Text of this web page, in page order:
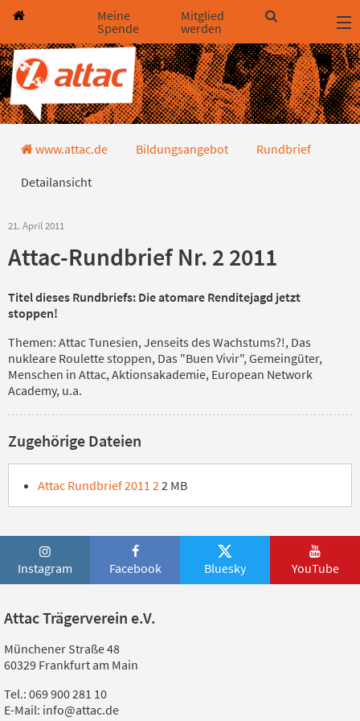
Direkt zum Hauptinhalt springen
Direkt zur Haupt-Navigation springen
Direkt zur Service-Navigation springen
Direkt zur Footer-Navigation springen
Direkt zum Footerinhalt springen
Meine
Spende
Mitglied
werden
Detailansicht
www.attac.de Bildungsangebot Rundbrief
Detailansicht
21. April 2011
Attac-Rundbrief Nr. 2 2011
Titel dieses Rundbriefs: Die atomare Renditejagd jetzt
stoppen!
Themen: Attac Tunesien, Jenseits des Wachstums?!, Das
nukleare Roulette stoppen, Das "Buen Vivir", Gemeingüter,
Menschen in Attac, Aktionsakademie, European Network
Academy, u.a.
Zugehörige Dateien
Attac Rundbrief 2011 22 MB
Instagram Facebook Bluesky YouTube
Attac Trägerverein e.V.
Münchener Straße 48
60329 Frankfurt am Main
Tel.: 069 900 281 10
E-Mail: info@attac.de